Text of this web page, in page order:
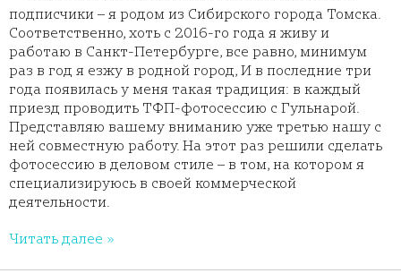
подписчики – я родом из Сибирского города Томска.
Соответственно, хоть с 2016-го года я живу и
работаю в Санкт-Петербурге, все равно, минимум
раз в год я езжу в родной город, И в последние три
года появилась у меня такая традиция: в каждый
приезд проводить ТФП-фотосессию с Гульнарой.
Представляю вашему вниманию уже третью нашу с
ней совместную работу. На этот раз решили сделать
фотосессию в деловом стиле – в том, на котором я
специализируюсь в своей коммерческой
деятельности.
Читать далее »